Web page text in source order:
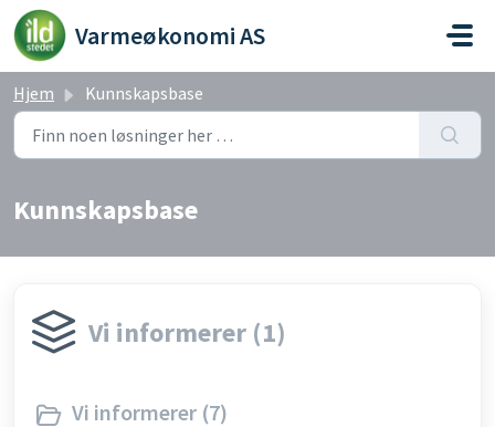
Gå til hovedinnhold
Varmeøkonomi AS
Hjem Kunnskapsbase
Kunnskapsbase
Vi informerer (1)
Vi informerer (7)